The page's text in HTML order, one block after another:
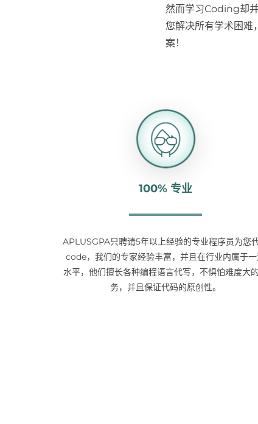
然而学习Coding却
您解决所有学术困难
案！
100% 专业
APLUSGPA只聘请5年以上经验的专业程序员为您
code，我们的专家经验丰富，并且在行业内属于
水平，他们擅长各种编程语言代写，不惧怕难度大
务，并且保证代码的原创性。